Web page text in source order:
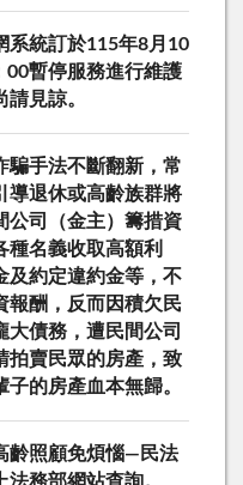
系統訂於115年8月10
00暫停服務進行維護
見諒。
騙手法不斷翻新，常
導退休或高齡族群將
公司（金主）籌措資
種名義收取高額利
及約定違約金等，不
報酬，反而因積欠民
大債務，遭民間公司
拍賣民眾的房產，致
的房產血本無歸。
齡照顧免煩惱—民法
務部網站查詢。